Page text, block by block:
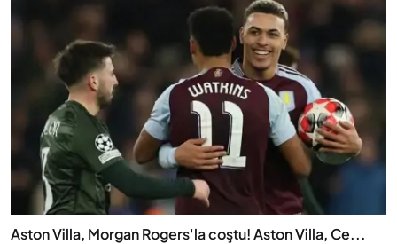
Aston Villa, Morgan Rogers'la coştu! Aston Villa, Ce...